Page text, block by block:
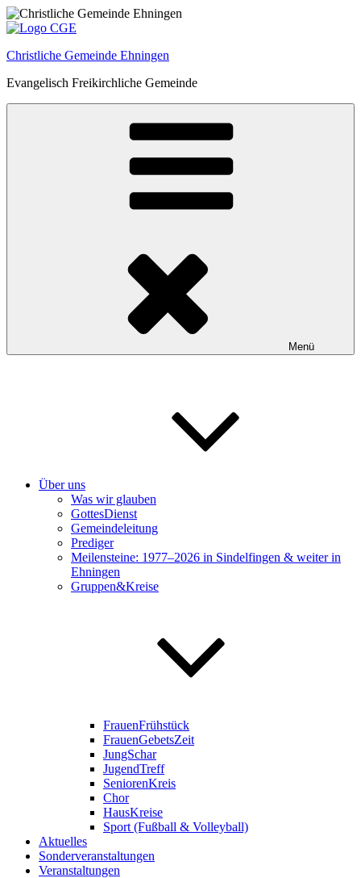
Zum
Inhalt
Christliche Gemeinde Ehningen
Evangelisch Freikirchliche Gemeinde
Menü
Über uns
Was wir glauben
GottesDienst
Gemeindeleitung
Prediger
Meilensteine: 1977–2026 in Sindelfingen & weiter in
Ehningen
Gruppen&Kreise
FrauenFrühstück
FrauenGebetsZeit
JungSchar
JugendTreff
SeniorenKreis
Chor
HausKreise
Sport (Fußball & Volleyball)
Aktuelles
Sonderveranstaltungen
Veranstaltungen